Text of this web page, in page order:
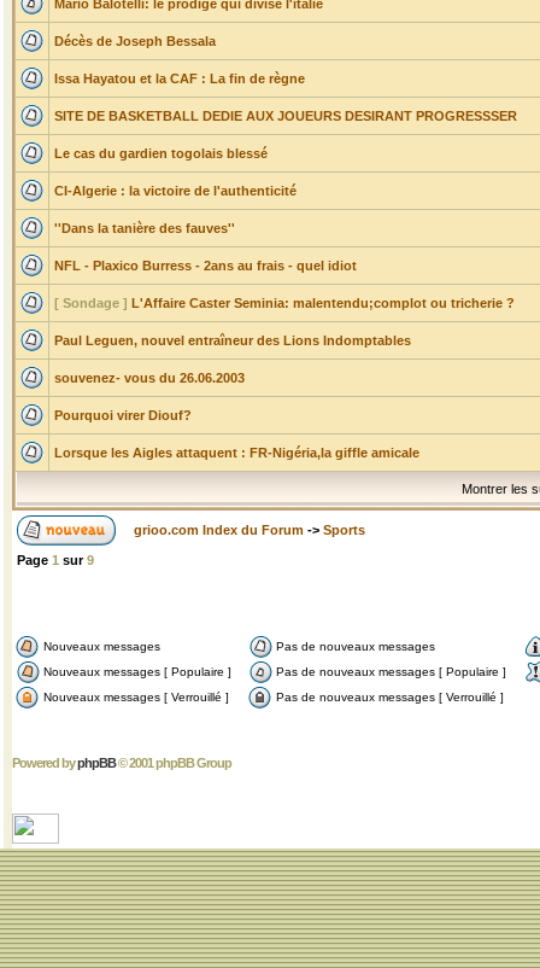
Mario Balotelli: le prodige qui divise l'italie
Décès de Joseph Bessala
Issa Hayatou et la CAF : La fin de règne
SITE DE BASKETBALL DEDIE AUX JOUEURS DESIRANT PROGRESSSER
Le cas du gardien togolais blessé
CI-Algerie : la victoire de l'authenticité
''Dans la tanière des fauves''
NFL - Plaxico Burress - 2ans au frais - quel idiot
[ Sondage ] L'Affaire Caster Seminia: malentendu;complot ou tricherie ?
Paul Leguen, nouvel entraîneur des Lions Indomptables
souvenez- vous du 26.06.2003
Pourquoi virer Diouf?
Lorsque les Aigles attaquent : FR-Nigéria,la giffle amicale
Montrer les
grioo.com Index du Forum -> Sports
Page 1 sur9
Nouveaux messages
Pas de nouveaux messages
Nouveaux messages [ Populaire ]
Pas de nouveaux messages [ Populaire ]
Nouveaux messages [ Verrouillé ]
Pas de nouveaux messages [ Verrouillé ]
Powered byphpBB© 2001 phpBB Group